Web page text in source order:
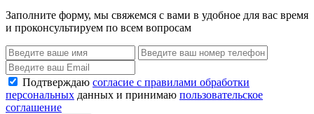
Заполните форму, мы свяжемся с вами в удобное для вас время
и проконсультируем по всем вопросам
Подтверждаю согласие с правилами обработки
персональных данных и принимаю пользовательское
соглашение